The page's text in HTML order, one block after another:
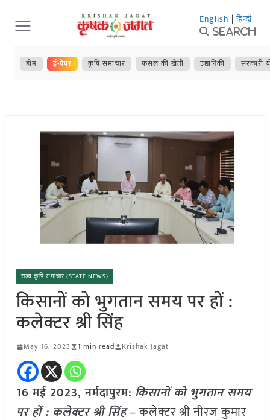
Skip
to
content
English | हिन्दी
Search
होम ई-पेपर कृषि समाचार फसल की खेती उद्यानिकी सरकारी
राज्य कृषि समाचार (STATE NEWS)
किसानों को भुगतान समय पर हों :
कलेक्टर श्री सिंह
May 16, 2023 1 min read Krishak Jagat
16 मई 2023, नर्मदापुरम: किसानों को भुगतान समय
पर हों : कलेक्टर श्री सिंह– कलेक्टर श्री नीरज कुमार